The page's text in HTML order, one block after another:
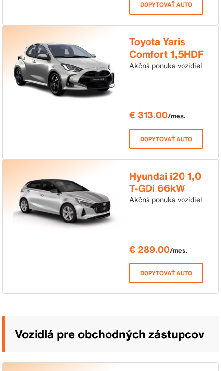
DOPYTOVAŤ AUTO
Toyota Yaris
Comfort 1,5HDF
116HP e-CVT
Akčná ponuka vozidiel
€ 313.00/mes.
DOPYTOVAŤ AUTO
Hyundai i20 1,0
T-GDi 66kW
7DCT Family
Akčná ponuka vozidiel
€ 289.00/mes.
DOPYTOVAŤ AUTO
Vozidlá pre obchodných zástupcov